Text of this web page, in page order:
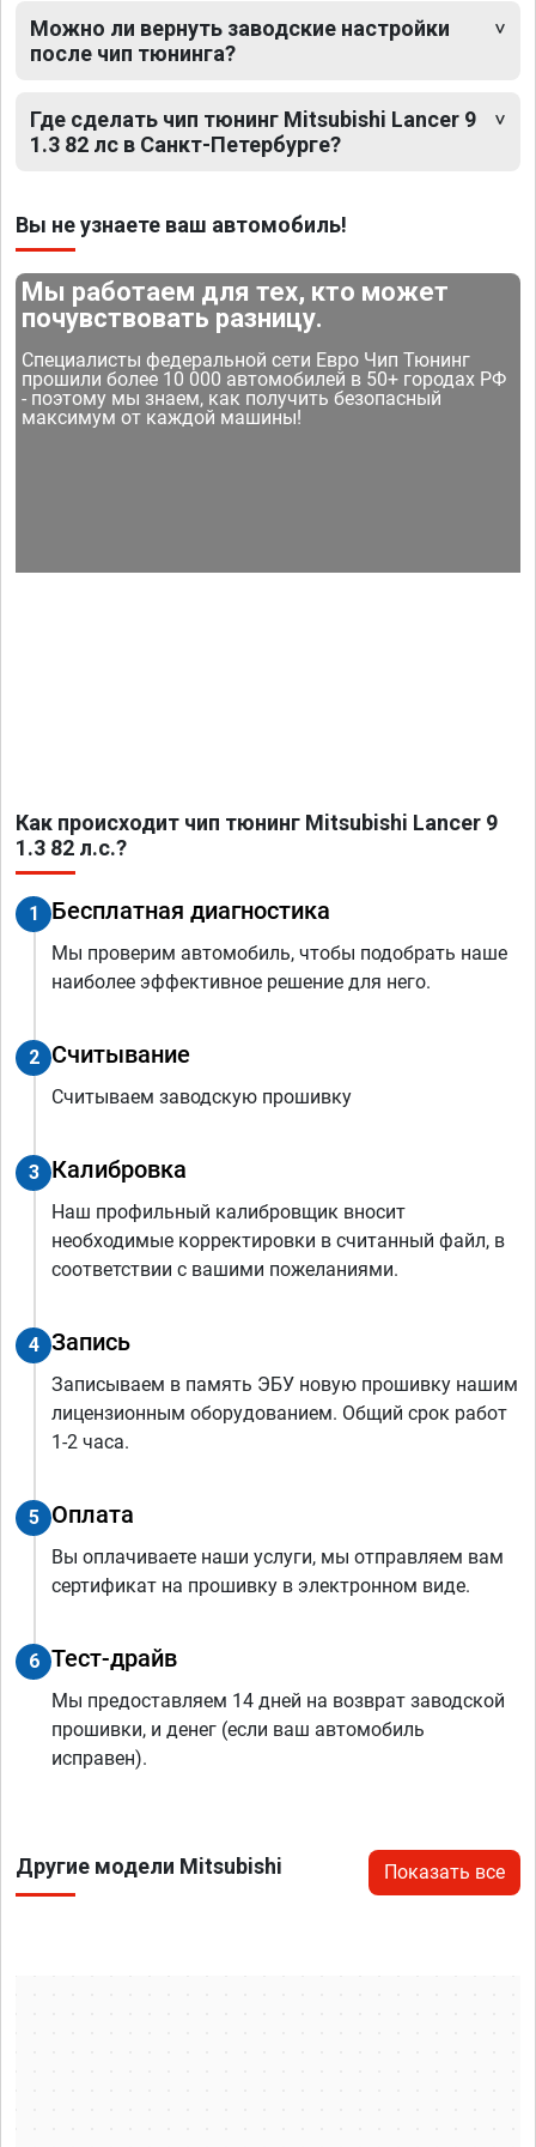
Можно ли вернуть заводские настройки
после чип тюнинга?
Где сделать чип тюнинг Mitsubishi Lancer 9
1.3 82 лс в Санкт-Петербурге?
Вы не узнаете ваш автомобиль!
Мы работаем для тех, кто может
почувствовать разницу.
Специалисты федеральной сети Евро Чип Тюнинг
прошили более 10 000 автомобилей в 50+ городах РФ
- поэтому мы знаем, как получить безопасный
максимум от каждой машины!
Как происходит чип тюнинг Mitsubishi Lancer 9
1.3 82 л.с.?
1 Бесплатная диагностика
Мы проверим автомобиль, чтобы подобрать наше
наиболее эффективное решение для него.
2 Считывание
Считываем заводскую прошивку
3 Калибровка
Наш профильный калибровщик вносит
необходимые корректировки в считанный файл, в
соответствии с вашими пожеланиями.
4 Запись
Записываем в память ЭБУ новую прошивку нашим
лицензионным оборудованием. Общий срок работ
1-2 часа.
5 Оплата
Вы оплачиваете наши услуги, мы отправляем вам
сертификат на прошивку в электронном виде.
6 Тест-драйв
Мы предоставляем 14 дней на возврат заводской
прошивки, и денег (если ваш автомобиль
исправен).
Другие модели Mitsubishi Показать все